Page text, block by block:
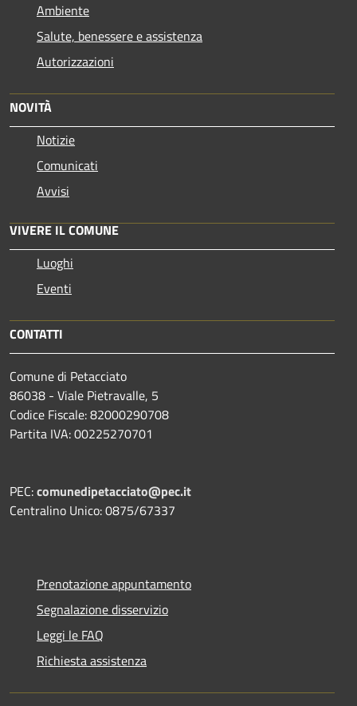
Ambiente
Salute, benessere e assistenza
Autorizzazioni
NOVITÀ
Notizie
Comunicati
Avvisi
VIVERE IL COMUNE
Luoghi
Eventi
CONTATTI
Comune di Petacciato
86038 - Viale Pietravalle, 5
Codice Fiscale: 82000290708
Partita IVA: 00225270701
PEC:comunedipetacciato@pec.it
Centralino Unico: 0875/67337
Prenotazione appuntamento
Segnalazione disservizio
Leggi le FAQ
Richiesta assistenza